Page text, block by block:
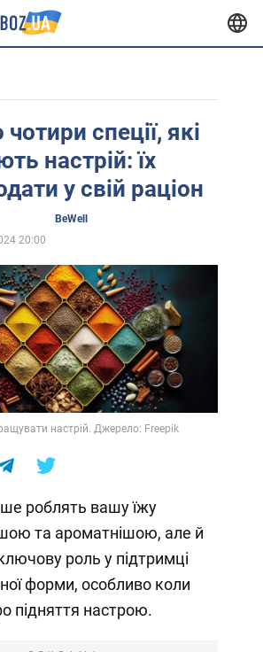
спеції, які
настрій: їх
у свій раціон
BeWell
20:00
настрій. Джерело: Freepik
роблять вашу їжу
та ароматнішою, але й
роль у підтримці
форми, особливо коли
підняття настрою.